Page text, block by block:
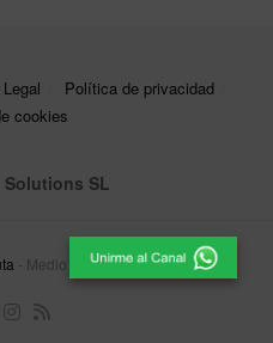
Política de privacidad
cookies
SL
- Medio de Comunicación